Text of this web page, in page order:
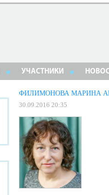
УЧАСТНИКИ
ФИЛИМОНОВА МАРИНА
30.09.2016 20:35